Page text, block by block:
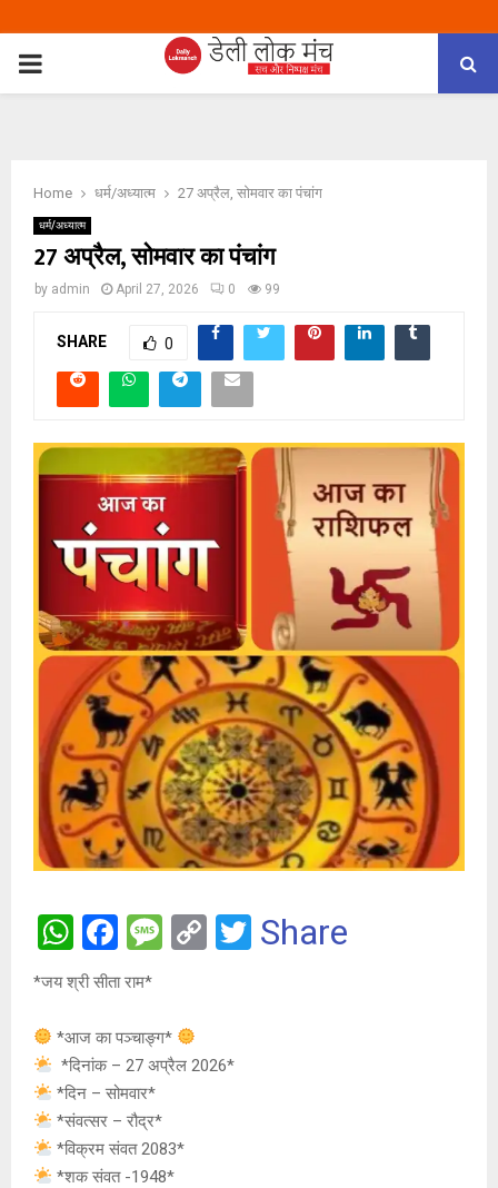
PRIMARY
Home धर्म/अध्यात्म 27 अप्रैल, सोमवार का पंचांग
धर्म/अध्यात्म
27 अप्रैल, सोमवार का पंचांग
by admin April 27, 2026 0 99
SHARE 0
W
h
at
s
A
p
p
F
a
b
o
o
k
M
a
g
C
n
T
Share
*जय श्री सीता राम*
*आज का पञ्चाङ्ग*
*दिनांक – 27 अप्रैल 2026*
*दिन – सोमवार*
*संवत्सर – रौद्र*
*विक्रम संवत 2083*
*शक संवत -1948*